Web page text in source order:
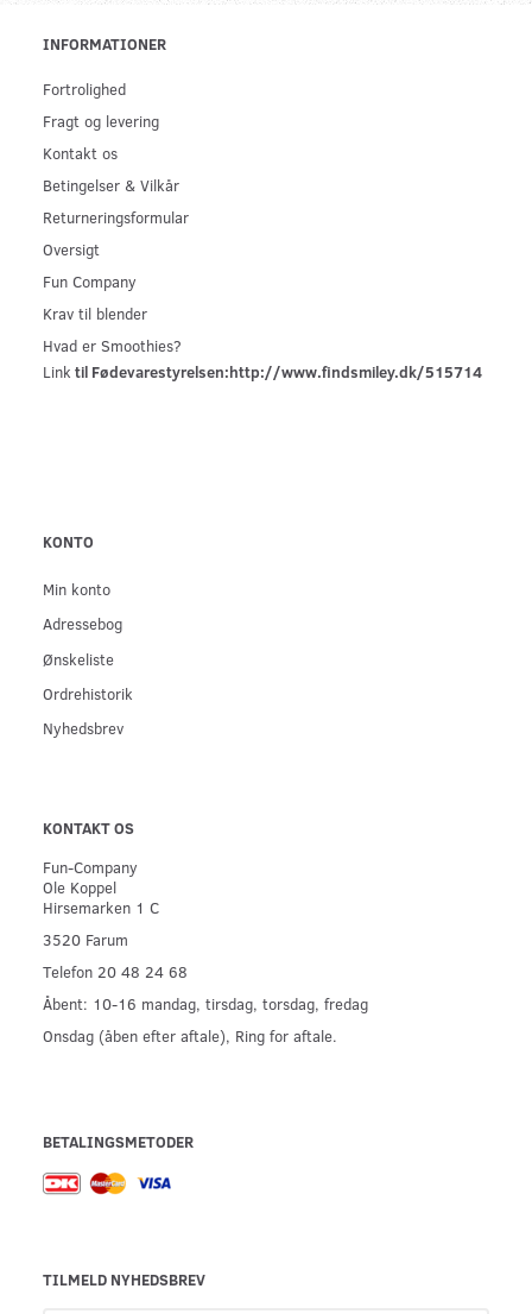
INFORMATIONER
Fortrolighed
Fragt og levering
Kontakt os
Betingelser & Vilkår
Returneringsformular
Oversigt
Fun Company
Krav til blender
Hvad er Smoothies?
Link til Fødevarestyrelsen:http://www.findsmiley.dk/515714
KONTO
Min konto
Adressebog
Ønskeliste
Ordrehistorik
Nyhedsbrev
KONTAKT OS
Fun-Company
Ole Koppel
Hirsemarken 1 C
3520 Farum
Telefon 20 48 24 68
Åbent: 10-16 mandag, tirsdag, torsdag, fredag
Onsdag (åben efter aftale), Ring for aftale.
BETALINGSMETODER
TILMELD NYHEDSBREV